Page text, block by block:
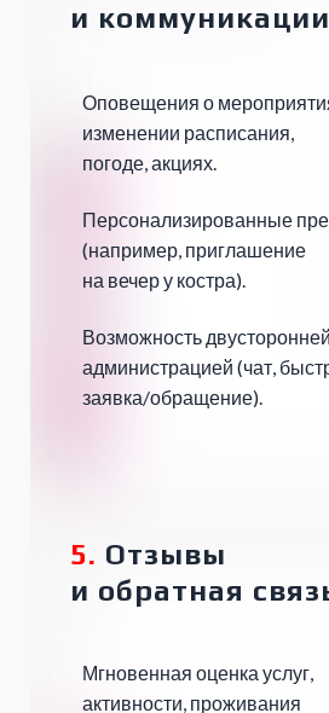
5. Отзывы
и обратная
и коммуникации
Возможность
администрацией (чат,
заявка/обращение).
Персонализированные
(например, приглашение
на вечер у костра).
Мгновенная оценка услуг,
активности, проживания
Оповещения о
изменении расписания,
погоде, акциях.